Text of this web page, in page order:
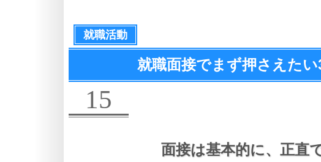
就職活動
就職面接でまず押さえたい
15
面接は基本的に、 正直